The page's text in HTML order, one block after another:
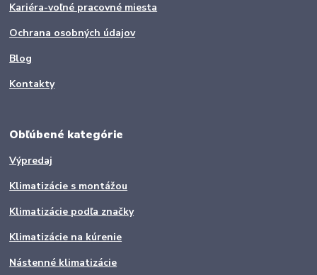
Kariéra-voľné pracovné miesta
Ochrana osobných údajov
Blog
Kontakty
Obľúbené kategórie
Výpredaj
Klimatizácie s montážou
Klimatizácie podľa značky
Klimatizácie na kúrenie
Nástenné klimatizácie